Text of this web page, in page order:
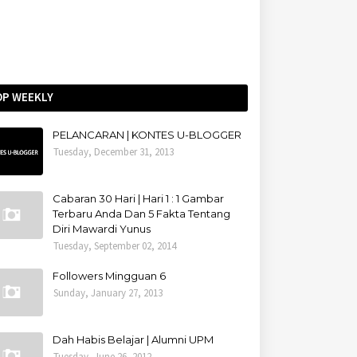
WEEKLY
PELANCARAN | KONTES U-BLOGGER
Tuesday, December 31, 2013
Cabaran 30 Hari | Hari 1 : 1 Gambar
Terbaru Anda Dan 5 Fakta Tentang
Diri Mawardi Yunus
Tuesday, September 02, 2014
Followers Mingguan 6
Sunday, January 27, 2013
Dah Habis Belajar | Alumni UPM